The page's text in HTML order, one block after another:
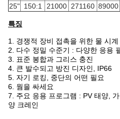
25" 150:1 21000 271160 89000
특징
1. 경쟁적 장비 접촉을 위한 물 시
2. 다수 정밀 수준기 : 다양한 응용
3. 표준 봉합과 그리스 충진
4. 큰 발수되고 방진 디자인, IP66
5. 자기 로킹, 중단의 어떤 필요
6. 웜을 싸세요
7. 주요 응용 프로그램 : PV 태양,
양 크레인